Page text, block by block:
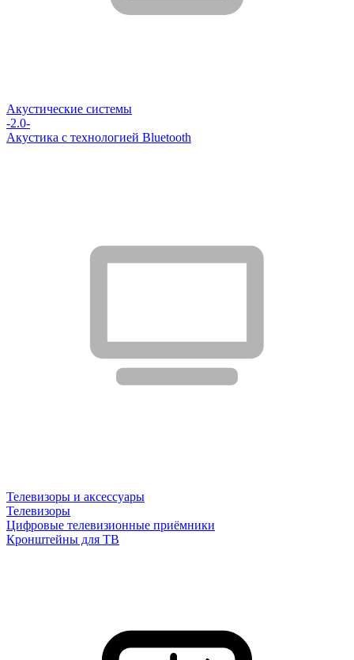
Акустические системы
-2.0-
Акустика с технологией Bluetooth
Телевизоры и аксессуары
Телевизоры
Цифровые телевизионные приёмники
Кронштейны для ТВ